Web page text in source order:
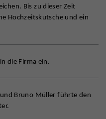
Bis zu dieser Zeit
Hochzeitskutsche und ein
die Firma ein.
Bruno Müller führte den